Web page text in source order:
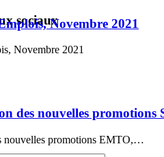
Novembre 2021
Novembre 2021
des nouvelles promotions
nouvelles promotions EMTO,…
sociaux